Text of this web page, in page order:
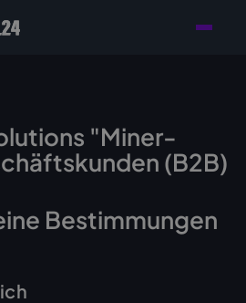
Mining-Projekt
Ansprechpartner
"Miner-
(B2B)
Bestimmungen